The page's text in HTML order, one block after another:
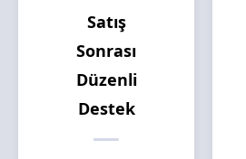
Satış
Sonrası
Düzenli
Destek